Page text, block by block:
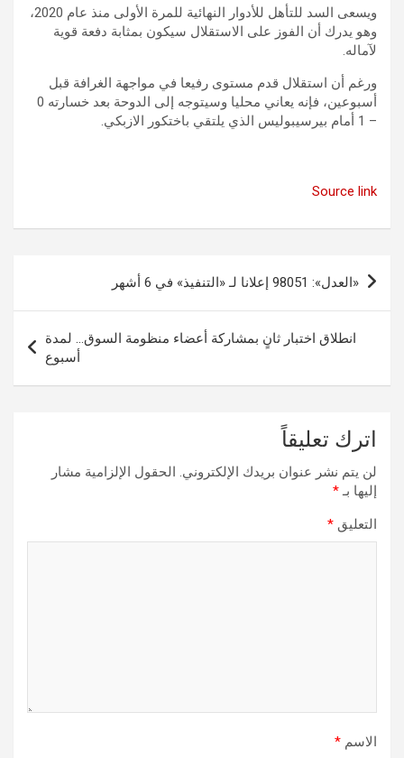
ويسعى السد للتأهل للأدوار النهائية للمرة الأولى منذ عام 2020،
وهو يدرك أن الفوز على الاستقلال سيكون بمثابة دفعة قوية
لآماله.
ورغم أن استقلال قدم مستوى رفيعا في مواجهة الغرافة قبل
أسبوعين، فإنه يعاني محليا وسيتوجه إلى الدوحة بعد خسارته 0
– 1 أمام بيرسيبوليس الذي يلتقي باختكور الازبكي.
Source link
تصفّح
المقالات
«العدل»: 98051 إعلانا لـ «التنفيذ» في 6 أشهر
انطلاق اختبار ثانٍ بمشاركة أعضاء منظومة السوق… لمدة
أسبوع
اترك تعليقاً
لن يتم نشر عنوان بريدك الإلكتروني. الحقول الإلزامية مشار
إليها بـ*
التعليق *
الاسم *